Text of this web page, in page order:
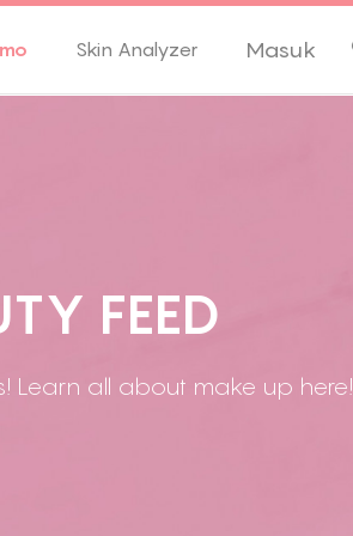
Skin Analyzer Masuk
TY FEED
Learn all about make up here!